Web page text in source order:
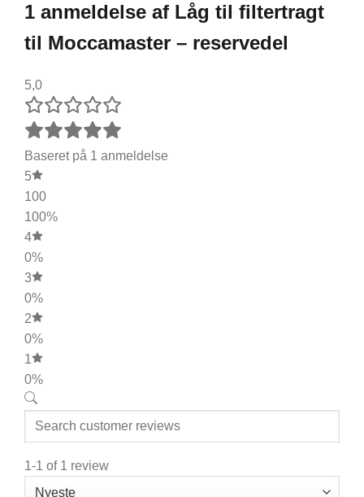
1 anmeldelse af Låg til filtertragt
til Moccamaster – reservedel
5,0
Baseret på 1 anmeldelse
5
100
100%
4
0%
3
0%
2
0%
1
0%
1-1 of 1 review